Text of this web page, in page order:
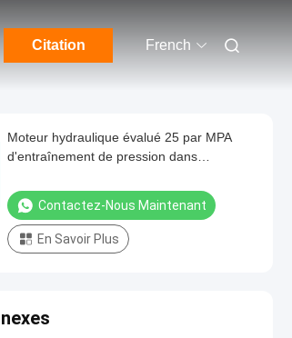
Citation French
Moteur hydraulique évalué 25 par MPA
d'entraînement de pression dans
Contactez-Nous Maintenant
En Savoir Plus